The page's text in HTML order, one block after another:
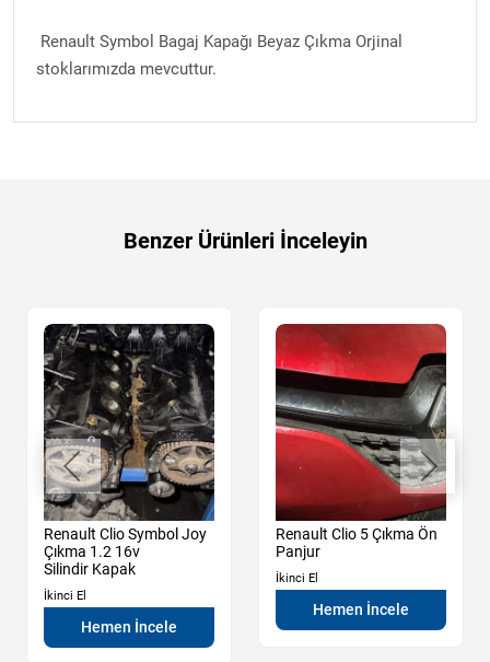
Renault Symbol Bagaj Kapağı Beyaz Çıkma Orjinal
stoklarımızda mevcuttur.
Benzer Ürünleri İnceleyin
Renault Clio Symbol Joy
Çıkma 1.2 16v
Silindir Kapak
İkinci El
Hemen İncele
Renault Clio 5 Çıkma Ön
Panjur
İkinci El
Hemen İncele